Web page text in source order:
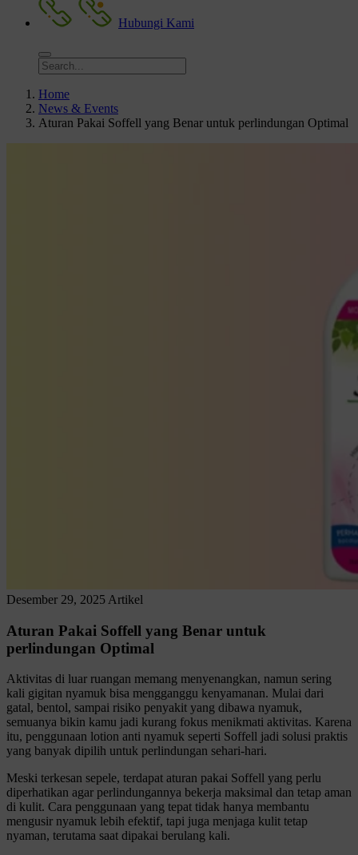
Hubungi Kami
Home
News & Events
Aturan Pakai Soffell yang Benar untuk perlindungan Optimal
Desember 29, 2025 Artikel
Aturan Pakai Soffell yang Benar untuk
perlindungan Optimal
Aktivitas di luar ruangan memang menyenangkan, namun sering
kali gigitan nyamuk bisa mengganggu kenyamanan. Mulai dari
gatal, bentol, sampai risiko penyakit yang dibawa nyamuk,
semuanya bikin kamu jadi kurang fokus menikmati aktivitas. Karena
itu, penggunaan lotion anti nyamuk seperti Soffell jadi solusi praktis
yang banyak dipilih untuk perlindungan sehari-hari.
Meski terkesan sepele, terdapat aturan pakai Soffell yang perlu
diperhatikan agar perlindungannya bekerja maksimal dan tetap aman
di kulit. Cara penggunaan yang tepat tidak hanya membantu
mengusir nyamuk lebih efektif, tapi juga menjaga kulit tetap
nyaman, terutama saat dipakai berulang kali.